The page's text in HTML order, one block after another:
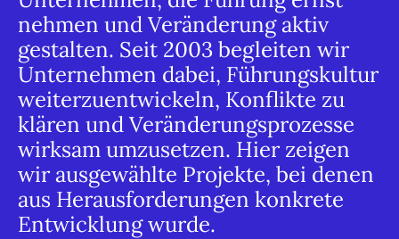
nehmen und Veränderung aktiv
gestalten. Seit 2003 begleiten wir
Unternehmen dabei, Führungskultur
weiterzuentwickeln, Konflikte zu
klären und Veränderungsprozesse
wirksam umzusetzen. Hier zeigen
wir ausgewählte Projekte, bei denen
aus Herausforderungen konkrete
Entwicklung wurde.